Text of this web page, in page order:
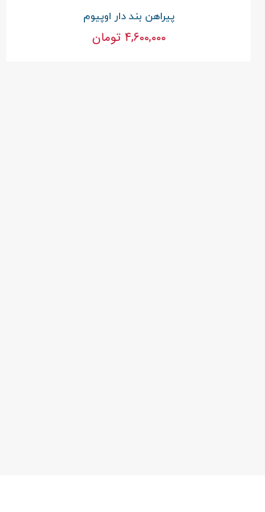
پیراهن بند دار اوپیوم
۴,۶۰۰,۰۰۰ تومان